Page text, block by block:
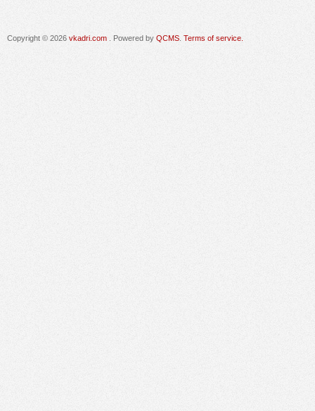
Copyright © 2026 vkadri.com . Powered by QCMS Terms of service.